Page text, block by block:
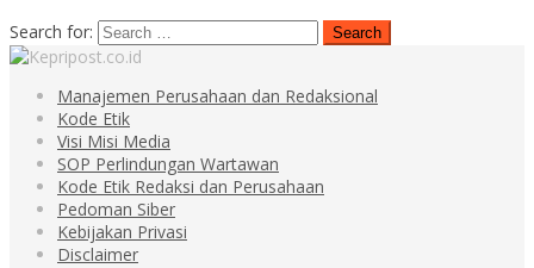
Search for:
Manajemen Perusahaan dan Redaksional
Kode Etik
Visi Misi Media
SOP Perlindungan Wartawan
Kode Etik Redaksi dan Perusahaan
Pedoman Siber
Kebijakan Privasi
Disclaimer